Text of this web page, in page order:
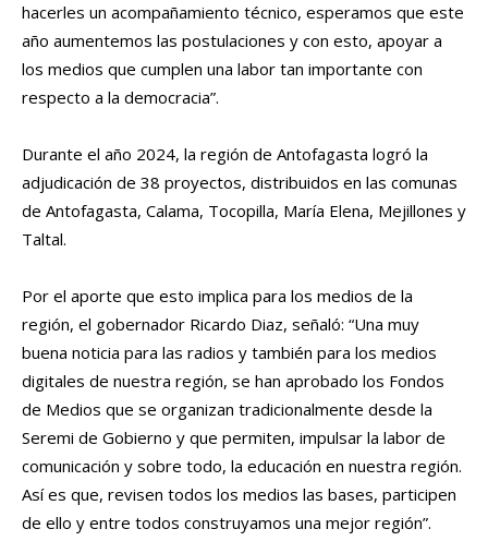
hacerles un acompañamiento técnico, esperamos que este
año aumentemos las postulaciones y con esto, apoyar a
los medios que cumplen una labor tan importante con
respecto a la democracia”.
Durante el año 2024, la región de Antofagasta logró la
adjudicación de 38 proyectos, distribuidos en las comunas
de Antofagasta, Calama, Tocopilla, María Elena, Mejillones y
Taltal.
Por el aporte que esto implica para los medios de la
región, el gobernador Ricardo Diaz, señaló: “Una muy
buena noticia para las radios y también para los medios
digitales de nuestra región, se han aprobado los Fondos
de Medios que se organizan tradicionalmente desde la
Seremi de Gobierno y que permiten, impulsar la labor de
comunicación y sobre todo, la educación en nuestra región.
Así es que, revisen todos los medios las bases, participen
de ello y entre todos construyamos una mejor región”.